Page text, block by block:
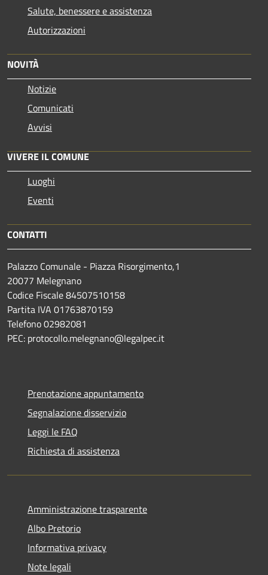
Salute, benessere e assistenza
Autorizzazioni
NOVITÀ
Notizie
Comunicati
Avvisi
VIVERE IL COMUNE
Luoghi
Eventi
CONTATTI
Palazzo Comunale - Piazza Risorgimento,1
20077 Melegnano
Codice Fiscale 84507510158
Partita IVA 01763870159
Telefono 02982081
PEC: protocollo.melegnano@legalpec.it
Prenotazione appuntamento
Segnalazione disservizio
Leggi le FAQ
Richiesta di assistenza
Amministrazione trasparente
Albo Pretorio
Informativa privacy
Note legali